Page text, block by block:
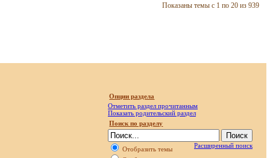
Показаны темы с 1 по 20 из 939
Опции раздела
Отметить раздел прочитанным
Показать родительский раздел
Поиск по разделу
Отобразить темы
Расширенный поиск